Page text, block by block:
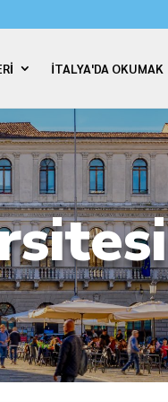
İTALYA'DA OKUMAK